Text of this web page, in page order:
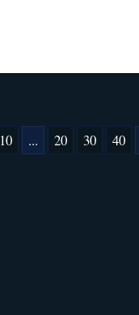
10 ... 20 30 40